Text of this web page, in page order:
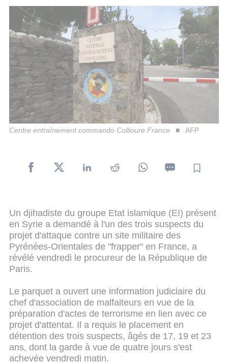
Centre entraînement commando Collioure France AFP
Un djihadiste du groupe Etat islamique (EI) présent
en Syrie a demandé à l'un des trois suspects du
projet d'attaque contre un site militaire des
Pyrénées-Orientales de "frapper" en France, a
révélé vendredi le procureur de la République de
Paris.
Le parquet a ouvert une information judiciaire du
chef d'association de malfaiteurs en vue de la
préparation d'actes de terrorisme en lien avec ce
projet d'attentat. Il a requis le placement en
détention des trois suspects, âgés de 17, 19 et 23
ans, dont la garde à vue de quatre jours s'est
achevée vendredi matin.